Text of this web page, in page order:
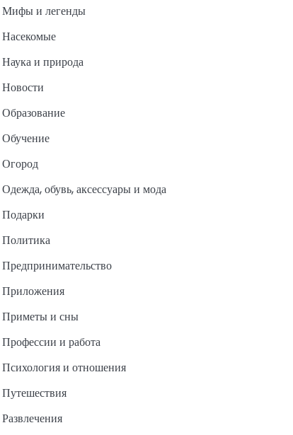
Мифы и легенды
Насекомые
Наука и природа
Новости
Образование
Обучение
Огород
Одежда, обувь, аксессуары и мода
Подарки
Политика
Предпринимательство
Приложения
Приметы и сны
Профессии и работа
Психология и отношения
Путешествия
Развлечения